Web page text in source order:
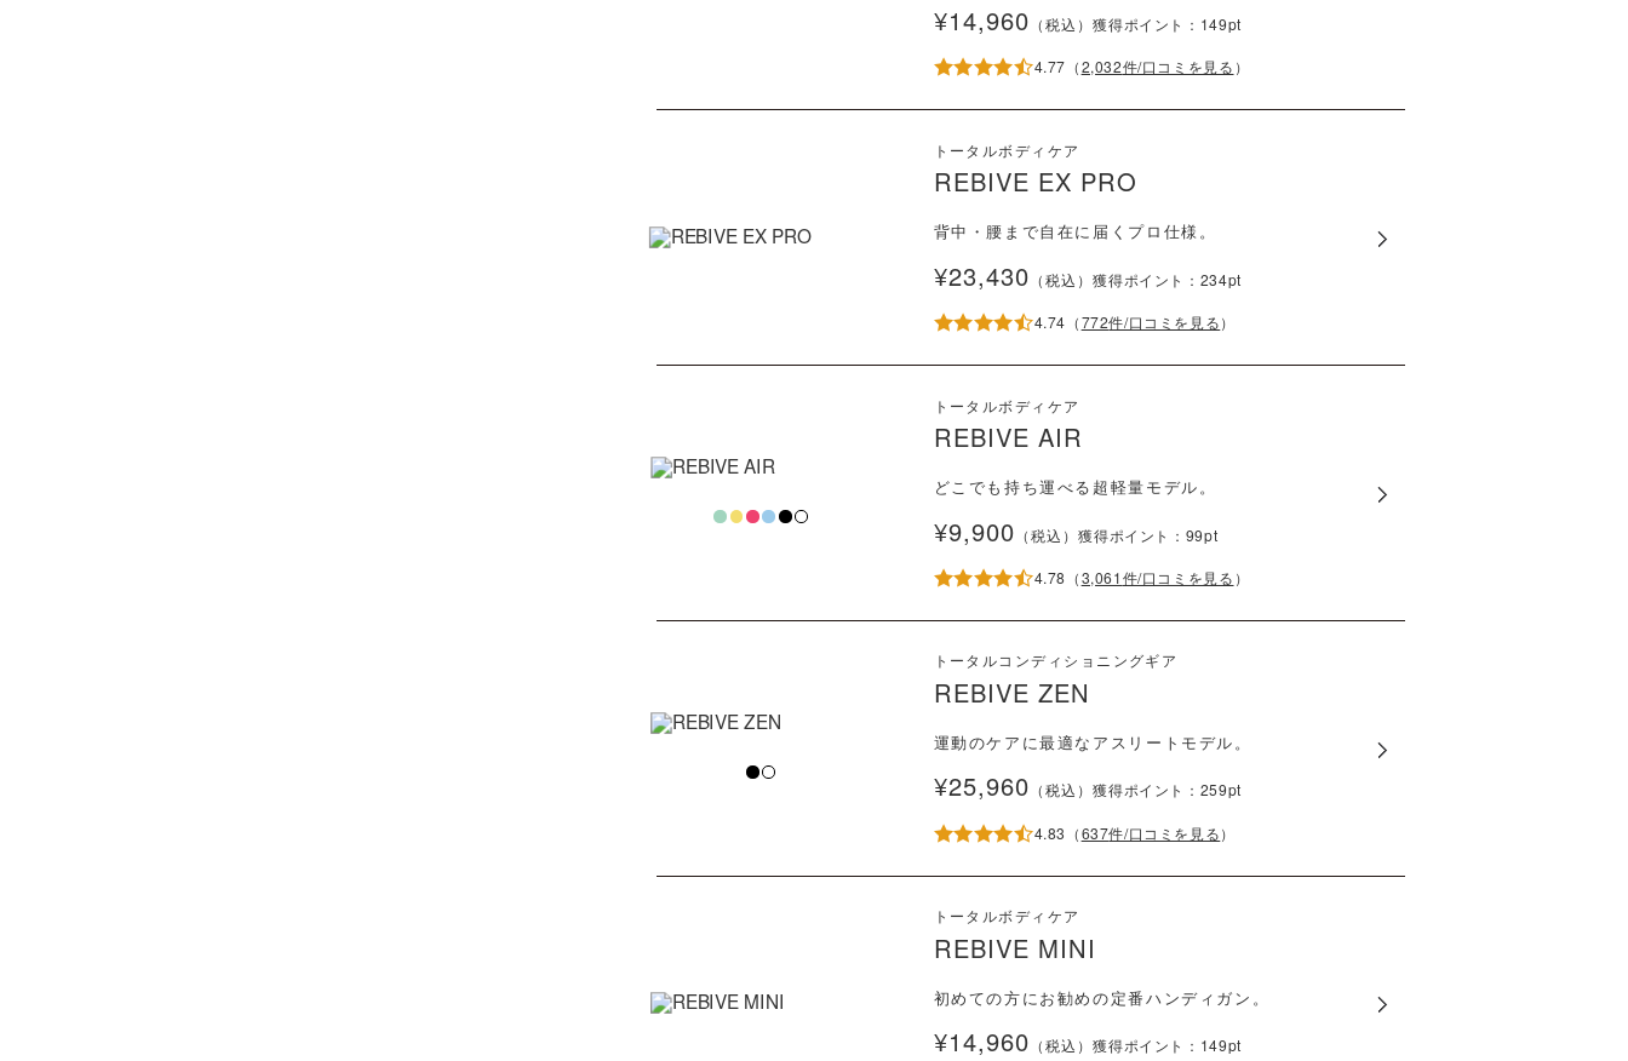
¥14,960 （税込）獲得ポイント： 149pt
4.77 （2,032件/口コミを見る ）
トータルボディケア
REBIVE EX PRO
背中・腰まで自在に届くプロ仕様。
¥23,430 （税込）獲得ポイント： 234pt
4.74 （772件/口コミを見る）
トータルボディケア
REBIVE AIR
どこでも持ち運べる超軽量モデル。
¥9,900 （税込）獲得ポイント： 99pt
4.78 （3,061件/口コミを見る ）
トータルコンディショニングギア
REBIVE ZEN
運動のケアに最適なアスリートモデル。
¥25,960 （税込）獲得ポイント： 259pt
4.83 （637件/口コミを見る）
トータルボディケア
REBIVE MINI
初めての方にお勧めの定番ハンディガン。
¥14,960 （税込）獲得ポイント： 149pt